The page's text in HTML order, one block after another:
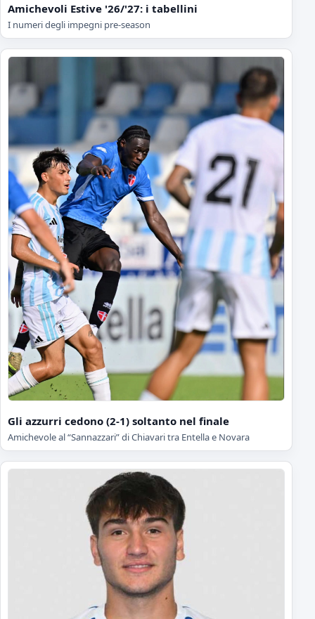
Amichevoli Estive '26/'27: i tabellini
I numeri degli impegni pre-season
Gli azzurri cedono (2-1) soltanto nel finale
Amichevole al “Sannazzari” di Chiavari tra Entella e Novara